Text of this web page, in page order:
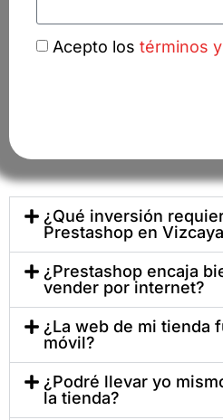
Acepto los términos
¿Qué inversión
Prestashop en
¿Prestashop encaja
vender por internet?
¿La web de mi tienda
móvil?
¿Podré llevar yo
la tienda?